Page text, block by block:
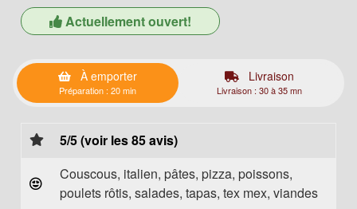
Actuellement ouvert!
À emporter
Préparation : 20 min
Livraison
Livraison : 30 à 35 mn
5/5 (voir les 85 avis)
Couscous, italien, pâtes, pizza, poissons,
poulets rôtis, salades, tapas, tex mex, viandes